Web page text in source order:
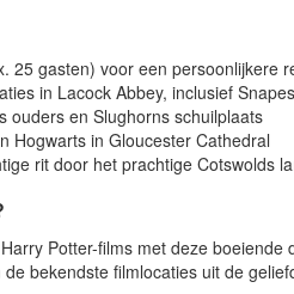
25 gasten) voor een persoonlijkere
in Lacock Abbey, inclusief
ouders en Slughorns schuilplaats
Hogwarts in Gloucester Cathedral
rit door het prachtige Cotswolds
Potter-films met deze
bekendste filmlocaties uit de